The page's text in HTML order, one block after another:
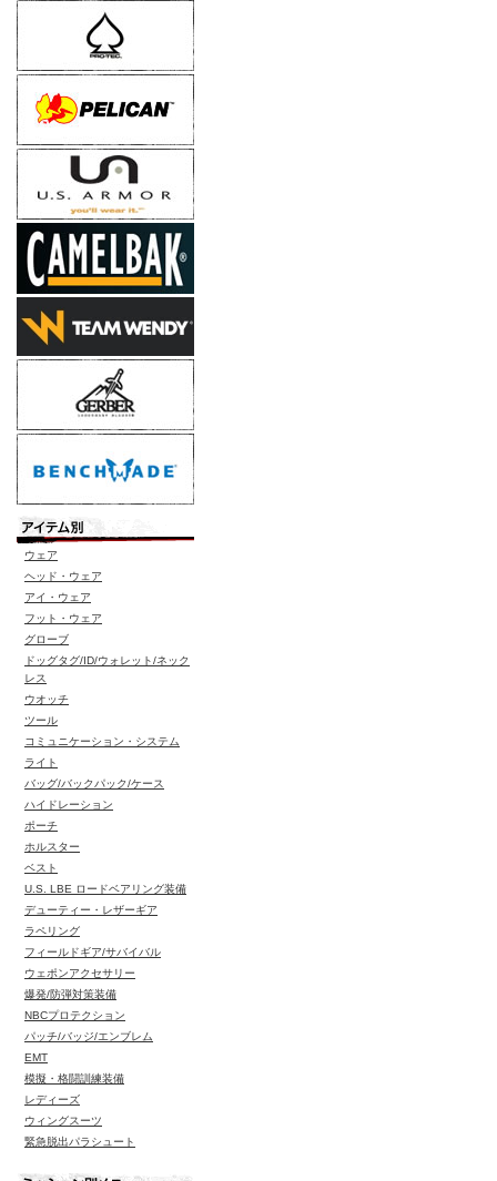
ウェア
ヘッド・ウェア
アイ・ウェア
フット・ウェア
グローブ
ドッグタグ/ID/ウォレット/ネック
レス
ウオッチ
ツール
コミュニケーション・システム
ライト
バッグ/バックパック/ケース
ハイドレーション
ポーチ
ホルスター
ベスト
U.S. LBE ロードベアリング装備
デューティー・レザーギア
ラペリング
フィールドギア/サバイバル
ウェポンアクセサリー
爆発/防弾対策装備
NBCプロテクション
パッチ/バッジ/エンブレム
EMT
模擬・格闘訓練装備
レディーズ
ウィングスーツ
緊急脱出パラシュート